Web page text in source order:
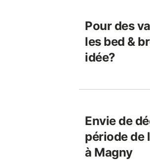
Pour des
les bed &
idée?
Envie de
période de
à Magny